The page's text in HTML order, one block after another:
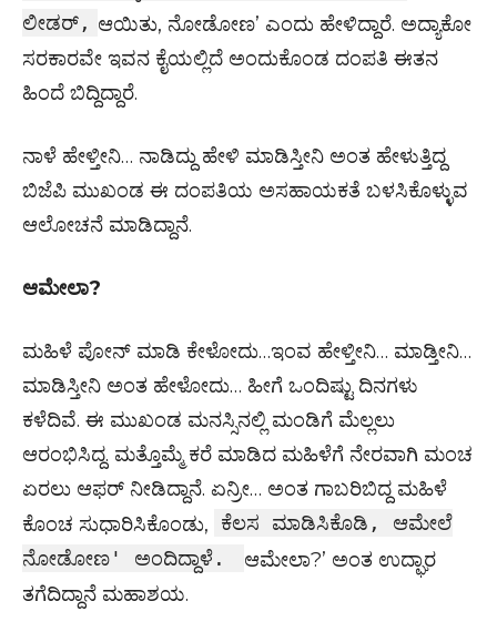
ಲೀಡರ್, ಆಯಿತು, ನೋಡೋಣ’ ಎಂದು ಹೇಳಿದ್ದಾರೆ. ಅದ್ಯಾಕೋ
ಸರಕಾರವೇ ಇವನ ಕೈಯಲ್ಲಿದೆ ಅಂದುಕೊಂಡ ದಂಪತಿ ಈತನ
ಹಿಂದೆ ಬಿದ್ದಿದ್ದಾರೆ.
ನಾಳೆ ಹೇಳ್ತೀನಿ… ನಾಡಿದ್ದು ಹೇಳಿ ಮಾಡಿಸ್ತೀನಿ ಅಂತ ಹೇಳುತ್ತಿದ್ದ
ಬಿಜೆಪಿ ಮುಖಂಡ ಈ ದಂಪತಿಯ ಅಸಹಾಯಕತೆ ಬಳಸಿಕೊಳ್ಳುವ
ಆಲೋಚನೆ ಮಾಡಿದ್ದಾನೆ.
ಆಮೇಲಾ?
ಮಹಿಳೆ ಪೋನ್ ಮಾಡಿ ಕೇಳೋದು…ಇಂವ ಹೇಳ್ತೀನಿ… ಮಾಡ್ತೀನಿ…
ಮಾಡಿಸ್ತೀನಿ ಅಂತ ಹೇಳೋದು… ಹೀಗೆ ಒಂದಿಷ್ಟು ದಿನಗಳು
ಕಳೆದಿವೆ. ಈ ಮುಖಂಡ ಮನಸ್ಸಿನಲ್ಲಿ ಮಂಡಿಗೆ ಮೆಲ್ಲಲು
ಆರಂಭಿಸಿದ್ದ. ಮತ್ತೊಮ್ಮೆ ಕರೆ ಮಾಡಿದ ಮಹಿಳೆಗೆ ನೇರವಾಗಿ ಮಂಚ
ಏರಲು ಆಫರ್ ನೀಡಿದ್ದಾನೆ. ಏನ್ರೀ… ಅಂತ ಗಾಬರಿಬಿದ್ದ ಮಹಿಳೆ
ಕೊಂಚ ಸುಧಾರಿಸಿಕೊಂಡು,
ಕೆಲಸ ಮಾಡಿಸಿಕೊಡಿ, ಆಮೇಲೆ
ನೋಡೋಣ' ಅಂದಿದ್ದಾಳೆ.
ಆಮೇಲಾ?’ ಅಂತ ಉದ್ಘಾರ
ತಗೆದಿದ್ದಾನೆ ಮಹಾಶಯ.